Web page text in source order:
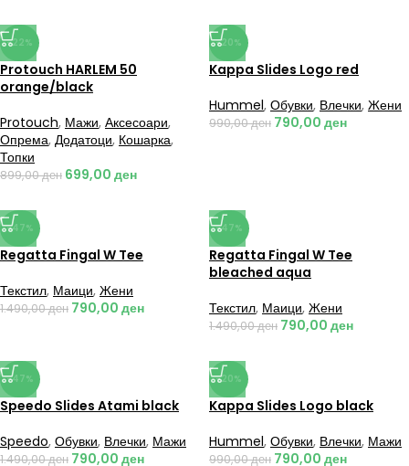
-22%
Protouch HARLEM 50
orange/black
Protouch, Мажи, Аксесоари,
Опрема, Додатоци, Кошарка,
Топки
899,00ден 699,00 ден
-20%
Kappa Slides Logo red
Hummel, Обувки, Влечки, Жени
990,00ден 790,00 ден
-47%
Regatta Fingal W Tee
Текстил, Маици, Жени
1.490,00ден 790,00 ден
-47%
Regatta Fingal W Tee
bleached aqua
Текстил, Маици, Жени
1.490,00ден 790,00 ден
-47%
Speedo Slides Atami black
Speedo, Обувки, Влечки, Мажи
1.490,00ден 790,00 ден
-20%
Kappa Slides Logo black
Hummel, Обувки, Влечки, Мажи
990,00ден 790,00 ден